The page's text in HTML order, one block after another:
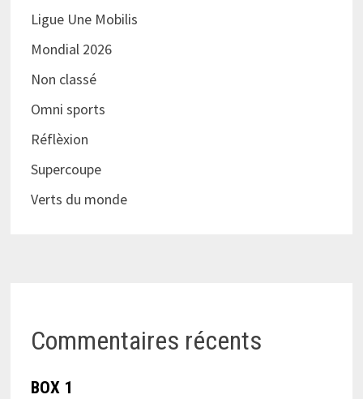
Ligue Une Mobilis
Mondial 2026
Non classé
Omni sports
Réflèxion
Supercoupe
Verts du monde
Commentaires récents
BOX 1